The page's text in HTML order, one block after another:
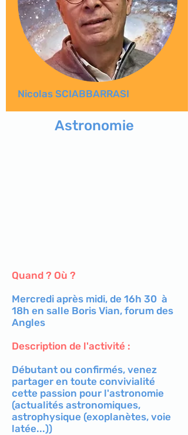
Nicolas SCIABBARRASI
Astronomie
Quand ? Où ?
Mercredi après midi, de 16h 30 à
18h en salle Boris Vian, forum des
Angles
Description de l'activité :
Débutant ou confirmés, venez
partager en toute convivialité
cette passion pour l'astronomie
(actualités astronomiques,
astrophysique (exoplanètes, voie
latée...))